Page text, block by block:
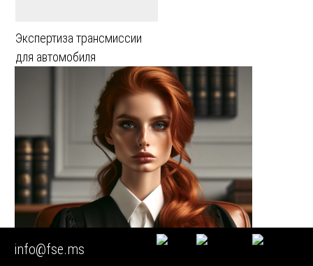
Экспертиза трансмиссии
для автомобиля
info@fse.ms